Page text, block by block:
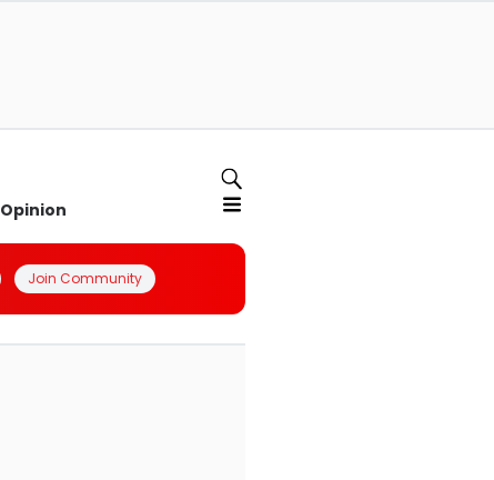
Opinion
Join Community